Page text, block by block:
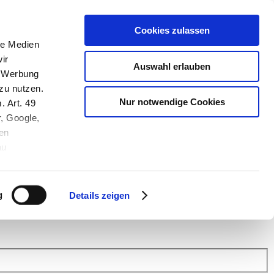
Medien
nutzen.
Art. 49
Google,
Details zeigen
Cookies zulassen
Auswahl erlauben
Nur notwendige Cookies